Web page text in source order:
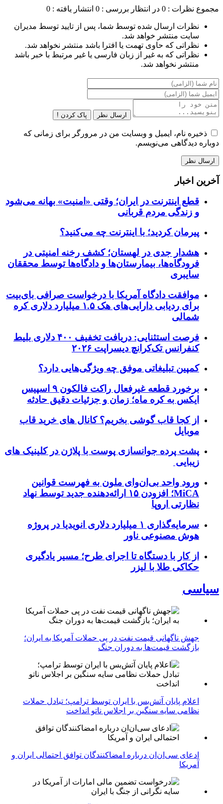
مجموع نظرات : 0 در انتظار بررسی : 0 انتشار یافته : 0
نظرات ارسال شده توسط شما، پس از تایید توسط مدیران
سایت منتشر خواهد شد.
نظراتی که حاوی تهمت یا افترا باشد منتشر نخواهد شد.
نظراتی که به غیر از زبان فارسی یا غیر مرتبط با خبر باشد
منتشر نخواهد شد.
ارسال نظر پاک کردن !
ذخیره نام، ایمیل و وبسایت من در مرورگر برای زمانی که
دوباره دیدگاهی می‌نویسم.
آخرین اخبار
قطع اینترنت در ایران؛ وقتی «امنیت» بهانه می‌شود
و زندگی مردم قربانی
پیرمان کردید؛ با اینترنت چه می‌کنید؟
هشدار جدی در لهستان؛ کشف رخنه امنیتی در
فرودگاه‌ها، بیمارستان‌ها و دادگاه‌ها توسط محققان
سایبری
موافقت دادگاه آمریکا با درخواست صرافی بای‌بیت
برای ردیابی دارایی‌های هک ۱.۵ میلیارد دلاری کره
شمالی
فرصت استثنایی: دریافت تخفیف ۴۰۰ دلاری بلیط
کنفرانس تک‌کرانچ دیسراپت ۲۰۲۶
کمپین تبلیغاتی موفق چه ویژگی‌هایی دارد؟
برخورد قطعه غیرفعال راکت فالکون ۹ اسپیس
ایکس به کره ماه؛ زمان و جزئیات دقیق حادثه
از کجا قاب گوشی بخریم؟ کانال های خرید قاب
موبایل
پشت پرده جوانسازی پوست با پلاژن در کلینیک های
زیبایی
ورود واحد بی‌ان‌وای ملون به فهرست قوانین
MiCA؛ افزودن ۱۵ ارائه‌دهنده جدید توسط نهاد
نظارتی اروپا
سرمایه‌گذاری ۱ میلیارد دلاری انویدیا در پروژه
هوش مصنوعی ناور
از کار با دستگاه تا اجرای طرح؛ مسیر یادگیری
حکاکی طلا با لیزر
سیاسی
جهش ناگهانی قیمت نفت در پی حملات آمریکا به ایران؛
بازگشت قیمت‌ها به دوران جنگ
اعلام پایان آتش‌بس با ایران توسط ترامپ؛ تبادل حملات
نظامی سایه سنگین بر اجلاس ناتو انداخت
ادعای سی‌ان‌ان درباره امضاکنندگان توافق احتمالی ایران و
آمریکا